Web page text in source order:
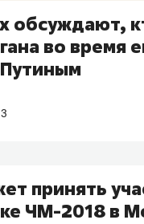
обсуждают,
во время
3
принять
ЧМ-2018 в